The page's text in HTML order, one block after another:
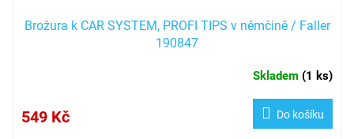
Brožura k CAR SYSTEM, PROFI TIPS v němčině / Faller
190847
Skladem (1 ks)
549 Kč Do košíku